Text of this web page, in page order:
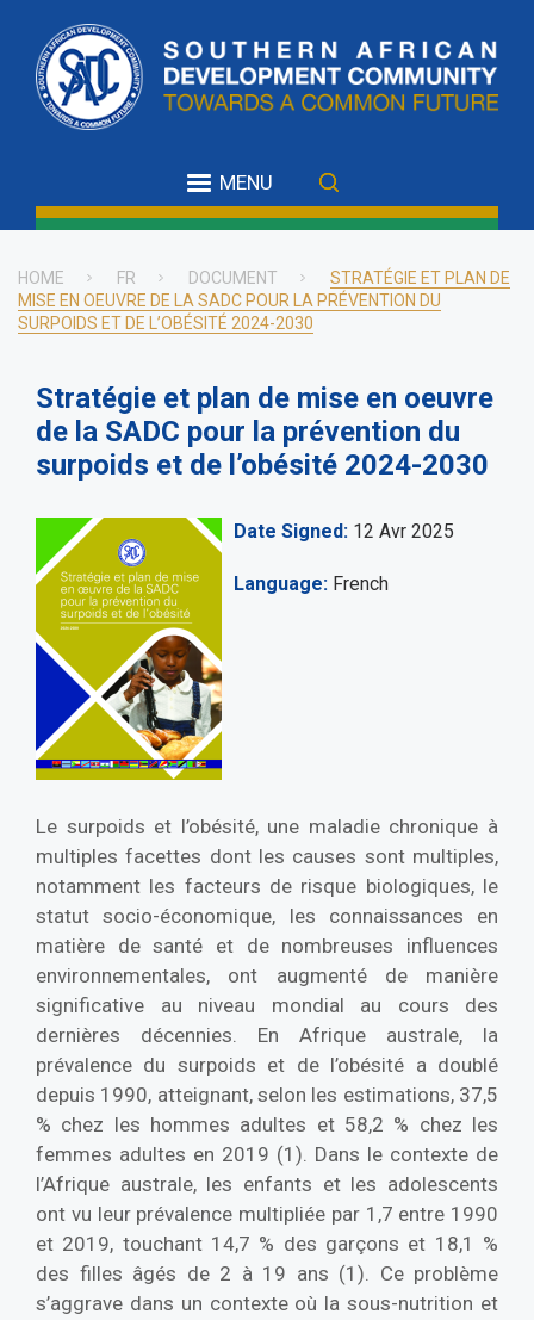
main
content
MENU
Breadcrumb
HOME FR DOCUMENT
STRATÉGIE ET PLAN DE
MISE EN OEUVRE DE LA SADC POUR LA PRÉVENTION DU
SURPOIDS ET DE L’OBÉSITÉ 2024-2030
Stratégie et plan de mise en oeuvre
de la SADC pour la prévention du
surpoids et de l’obésité 2024-2030
Date Signed 12 Avr 2025
Language French
Le surpoids et l’obésité, une maladie chronique à
multiples facettes dont les causes sont multiples,
notamment les facteurs de risque biologiques, le
statut socio-économique, les connaissances en
matière de santé et de nombreuses influences
environnementales, ont augmenté de manière
significative au niveau mondial au cours des
dernières décennies. En Afrique australe, la
prévalence du surpoids et de l’obésité a doublé
depuis 1990, atteignant, selon les estimations, 37,5
% chez les hommes adultes et 58,2 % chez les
femmes adultes en 2019 (1). Dans le contexte de
l’Afrique australe, les enfants et les adolescents
ont vu leur prévalence multipliée par 1,7 entre 1990
et 2019, touchant 14,7 % des garçons et 18,1 %
des filles âgés de 2 à 19 ans (1). Ce problème
s’aggrave dans un contexte où la sous-nutrition et